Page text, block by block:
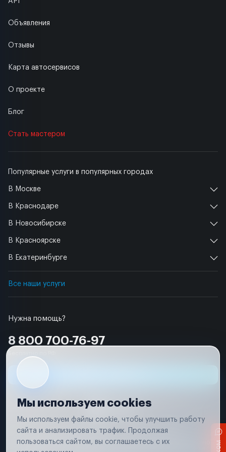
Нужна помощь?
8 800 700-76-97
Популярные услуги в популярных городах
В Москве
В Краснодаре
В Новосибирске
В Красноярске
В Екатеринбурге
Все наши услуги
Объявления
Отзывы
Карта автосервисов
О проекте
Блог
Стать мастером
Условия использования
Удаление аккаунта
Вся информация, представленная на сайте, носит исключительно
Мы используем cookies
Мы используем файлы cookie, чтобы улучшить работу
сайта и анализировать трафик. Продолжая
пользоваться сайтом, вы соглашаетесь с их